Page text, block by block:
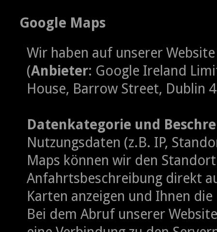
Google Maps
Wir haben auf unserer
(Anbieter: Google Ireland
House, Barrow Street, Dublin
Datenkategorie und
Nutzungsdaten (z.B. IP,
Maps können wir den
Anfahrtsbeschreibung direkt
Karten anzeigen und Ihnen
Bei dem Abruf unserer